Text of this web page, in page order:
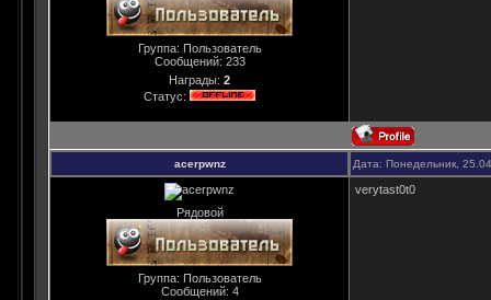
Группа: Пользователь
Сообщений: 233
Награды: 2
Статус:
acerpwnz Дата: Понедельник,
Рядовой
Группа: Пользователь
Сообщений: 4
verytast0t0